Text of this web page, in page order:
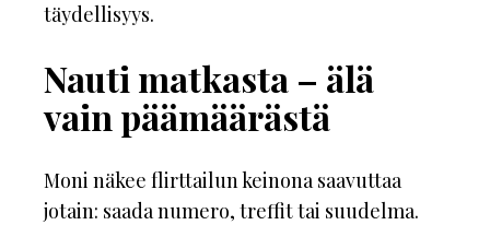
täydellisyys.
Nauti matkasta – älä
vain päämäärästä
Moni näkee flirttailun keinona saavuttaa
jotain: saada numero, treffit tai suudelma.